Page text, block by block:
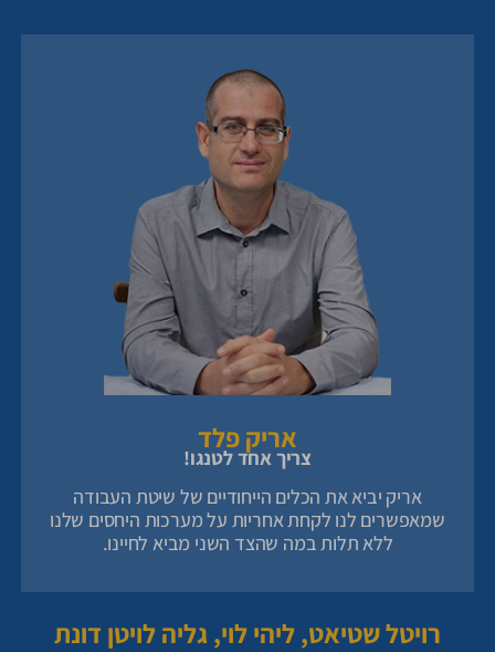
אריק פלד
צריך אחד לטנגו!
אריק יביא את הכלים הייחודיים של שיטת העבודה
שמאפשרים לנו לקחת אחריות על מערכות היחסים שלנו
ללא תלות במה שהצד השני מביא לחיינו.
רויטל שטיאט, ליהי לוי, גליה לויטן דונת